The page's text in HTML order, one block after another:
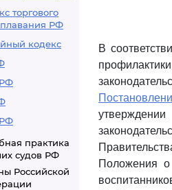
торгового
РФ
кодекс
практика
судов РФ
Российской
В
Положения о